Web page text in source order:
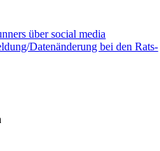
über social media
Datenänderung bei den Rats-